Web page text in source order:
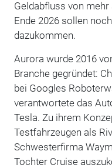
Geldabfluss von
Ende 2026 sollen
dazukommen.
Aurora wurde 2016
Branche gegründet:
bei Googles
verantwortete das
Tesla. Zu ihrem
Testfahrzeugen als
Schwesterfirma
Tochter Cruise